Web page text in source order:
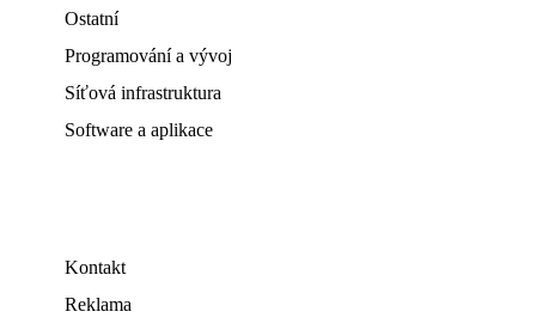
Ostatní
Programování a vývoj
Síťová infrastruktura
Software a aplikace
Kontakt
Reklama